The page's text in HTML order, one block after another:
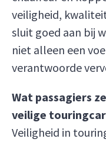
veiligheid,
sluit goed aan bij
niet alleen een
verantwoorde
Wat passagiers
veilige
Veiligheid in